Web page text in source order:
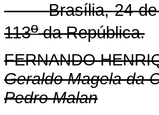
Brasília, 24 de
113oda República.
FERNANDO
Geraldo Magela da
Pedro Malan